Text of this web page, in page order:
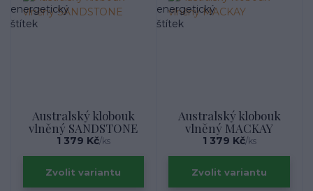
Australský klobouk
vlněný SANDSTONE
1 379 Kč/ks
Zvolit variantu
Australský klobouk
vlněný MACKAY
1 379 Kč/ks
Zvolit variantu